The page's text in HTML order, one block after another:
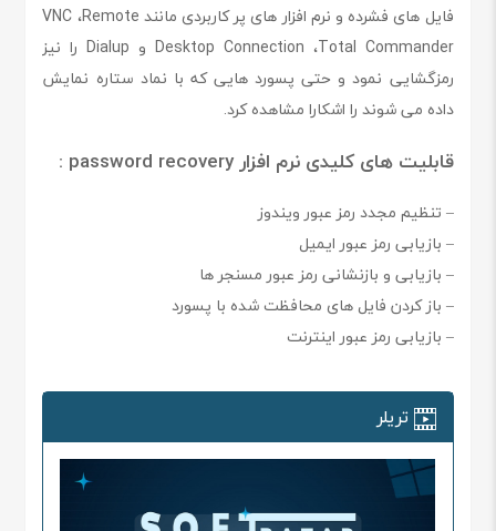
فایل های فشرده و نرم افزار های پر کاربردی مانند VNC ،Remote
Desktop Connection ،Total Commander و Dialup را نیز
رمزگشایی نمود و حتی پسورد هایی که با نماد ستاره نمایش
داده می شوند را اشکارا مشاهده کرد.
قابلیت های کلیدی نرم افزار password recovery :
– تنظیم مجدد رمز عبور ویندوز
– بازیابی رمز عبور ایمیل
– بازیابی و بازنشانی رمز عبور مسنجر ها
– باز کردن فایل های محافظت شده با پسورد
– بازیابی رمز عبور اینترنت
تریلر